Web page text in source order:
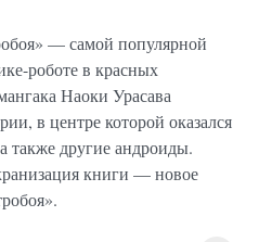
— самой популярной
роботе в красных
Наоки Урасава
в центре которой оказался
также другие андроиды.
книги — новое